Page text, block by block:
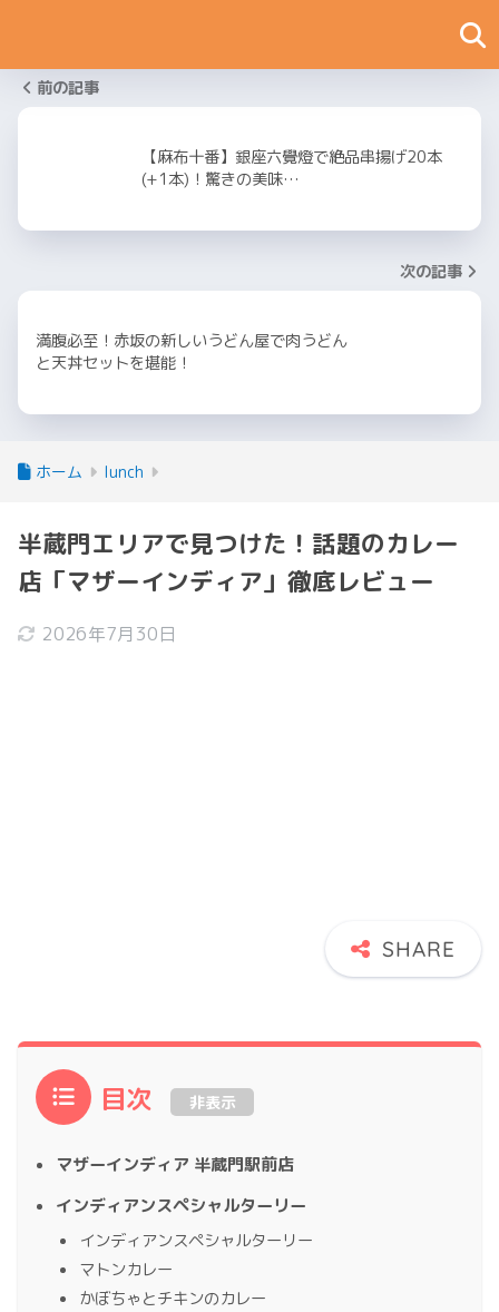
前の記事
【麻布十番】銀座六覺燈で絶品串揚げ20本
(+1本)！驚きの美味…
次の記事
満腹必至！赤坂の新しいうどん屋で肉うどん
と天丼セットを堪能！
ホーム lunch
半蔵門エリアで見つけた！話題のカレー
店「マザーインディア」徹底レビュー
2026年7月30日
目次 非表示
マザーインディア 半蔵門駅前店
インディアンスペシャルターリー
インディアンスペシャルターリー
マトンカレー
かぼちゃとチキンのカレー